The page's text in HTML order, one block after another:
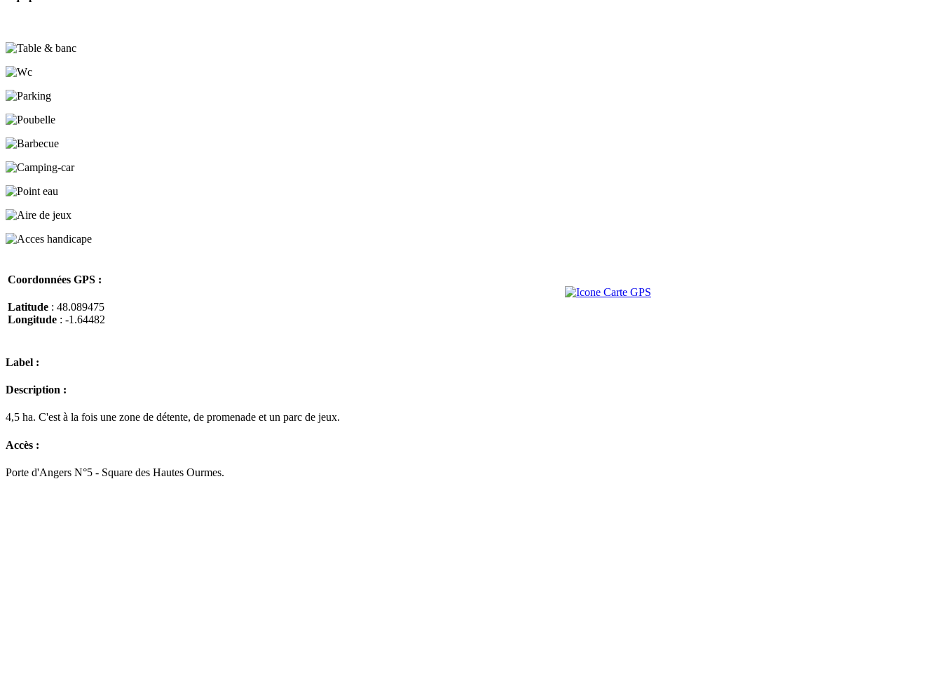
Coordonnées GPS :
Latitude : 48.089475
Longitude : -1.64482
Label :
Description :
4,5 ha. C'est à la fois une zone de détente, de promenade et un parc de jeux.
Accès :
Porte d'Angers N°5 - Square des Hautes Ourmes.